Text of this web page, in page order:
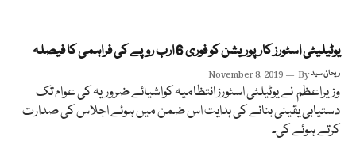
یوٹیلیٹی اسٹورز کارپوریشن کو فوری 6 ارب روپے کی فراہمی کا فیصلہ
November 8, 2019 Byریحان سید
وزیراعظم نے یوٹیلٹی اسٹورز انتظامیہ کواشیائے ضروریہ کی عوام تک
دستیابی یقینی بنانے کی ہدایت اس ضمن میں ہوئے اجلاس کی صدارت
کرتے ہوئے کی۔